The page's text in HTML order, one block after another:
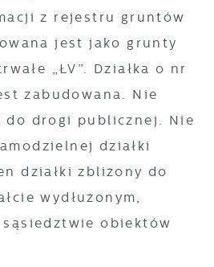
z rejestru gruntów
jest jako grunty
„ŁV”. Działka o nr
zabudowana. Nie
do drogi publicznej. Nie
działki
działki zbliżony do
wydłużonym,
obiektów